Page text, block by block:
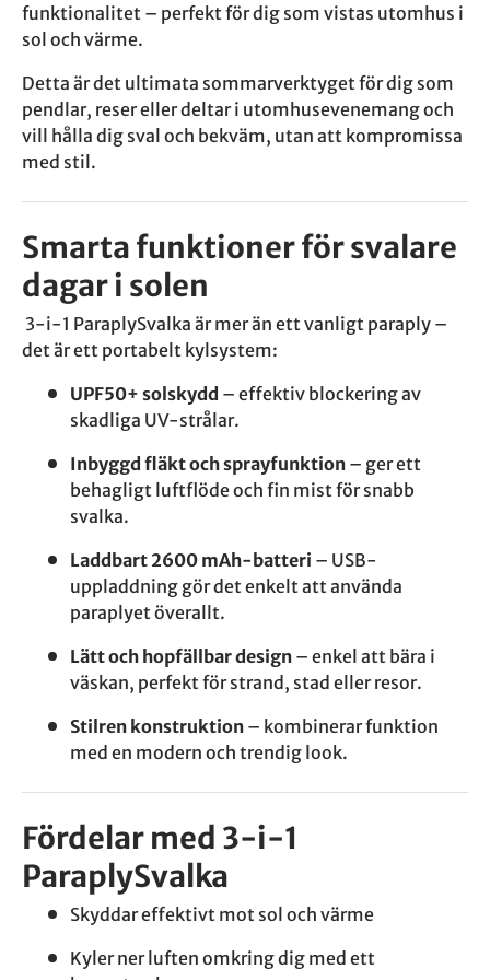
funktionalitet – perfekt för dig som vistas utomhus i
sol och värme.
Detta är det ultimata sommarverktyget för dig som
pendlar, reser eller deltar i utomhusevenemang och
vill hålla dig sval och bekväm, utan att kompromissa
med stil.
Smarta funktioner för svalare
dagar i solen
3-i-1 ParaplySvalka är mer än ett vanligt paraply –
det är ett portabelt kylsystem:
UPF50+ solskydd – effektiv blockering av
skadliga UV-strålar.
Inbyggd fläkt och sprayfunktion – ger ett
behagligt luftflöde och fin mist för snabb
svalka.
Laddbart 2600 mAh-batteri – USB-
uppladdning gör det enkelt att använda
paraplyet överallt.
Lätt och hopfällbar design – enkel att bära i
väskan, perfekt för strand, stad eller resor.
Stilren konstruktion – kombinerar funktion
med en modern och trendig look.
Fördelar med 3-i-1
ParaplySvalka
Skyddar effektivt mot sol och värme
Kyler ner luften omkring dig med ett